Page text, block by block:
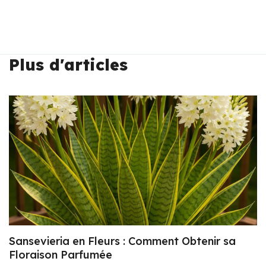
Plus d'articles
Sansevieria en Fleurs : Comment Obtenir sa
Floraison Parfumée